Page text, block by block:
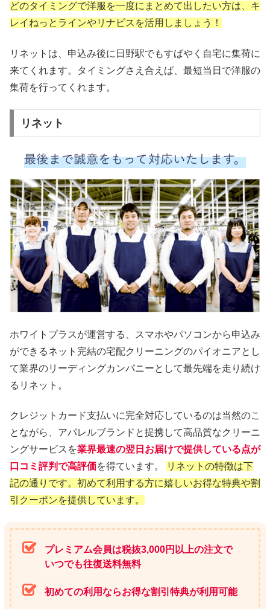
どのタイミングで洋服を一度にまとめて出したい方は、キ
レイねっとラインやリナビスを活用しましょう！
リネットは、申込み後に日野駅でもすばやく自宅に集荷に
来てくれます。タイミングさえ合えば、最短当日で洋服の
集荷を行ってくれます。
リネット
ホワイトプラスが運営する、スマホやパソコンから申込み
ができるネット完結の宅配クリーニングのパイオニアとし
て業界のリーディングカンパニーとして最先端を走り続け
るリネット。
クレジットカード支払いに完全対応しているのは当然のこ
とながら、アパレルブランドと提携して高品質なクリーニ
ングサービスを業界最速の翌日お届けで提供している点が
口コミ評判で高評価を得ています。
リネットの特徴は下
記の通りです。初めて利用する方に嬉しいお得な特典や割
引クーポンを提供しています。
プレミアム会員は税抜3,000円以上の注文で
いつでも往復送料無料
初めての利用ならお得な割引特典が利用可能